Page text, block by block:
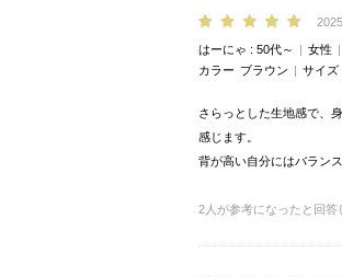
はーにゃ 50代～ 女性
カラー ブラウン サイズ
さらっとした生地感で、
感じます。
背が高い自分にはバラン
2 人が参考になったと回答